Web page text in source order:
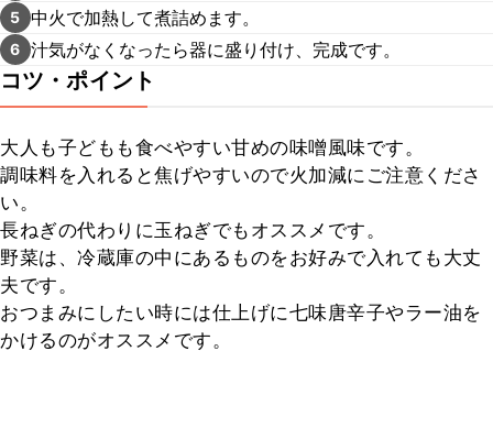
5 中火で加熱して煮詰めます。
6 汁気がなくなったら器に盛り付け、完成です。
コツ・ポイント
大人も子どもも食べやすい甘めの味噌風味です。
調味料を入れると焦げやすいので火加減にご注意くださ
い。
長ねぎの代わりに玉ねぎでもオススメです。
野菜は、冷蔵庫の中にあるものをお好みで入れても大丈
夫です。
おつまみにしたい時には仕上げに七味唐辛子やラー油を
かけるのがオススメです。